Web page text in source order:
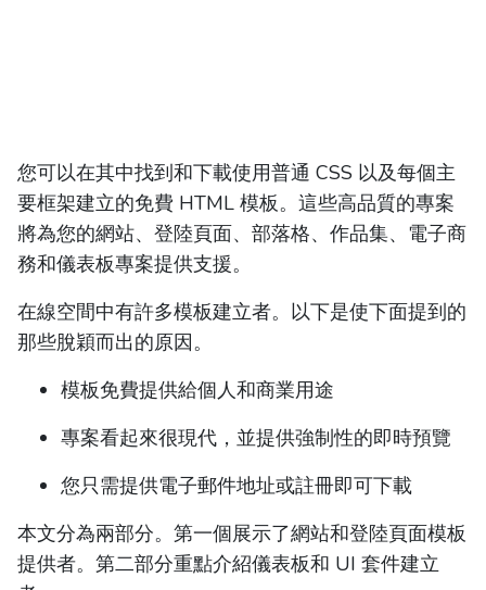
您可以在其中找到和下載使用普通 CSS 以及每個主
要框架建立的免費 HTML 模板。這些高品質的專案
將為您的網站、登陸頁面、部落格、作品集、電子商
務和儀表板專案提供支援。
在線空間中有許多模板建立者。以下是使下面提到的
那些脫穎而出的原因。
模板免費提供給個人和商業用途
專案看起來很現代，並提供強制性的即時預覽
您只需提供電子郵件地址或註冊即可下載
本文分為兩部分。第一個展示了網站和登陸頁面模板
提供者。第二部分重點介紹儀表板和 UI 套件建立